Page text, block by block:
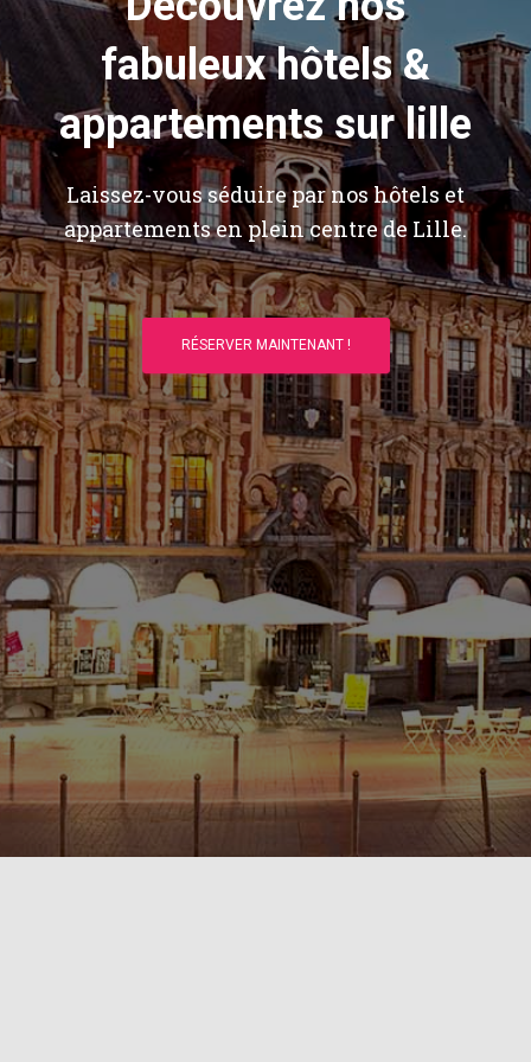
fabuleux hôtels &
appartements sur lille
Laissez-vous séduire par nos hôtels et
appartements en plein centre de Lille.
RÉSERVER MAINTENANT !